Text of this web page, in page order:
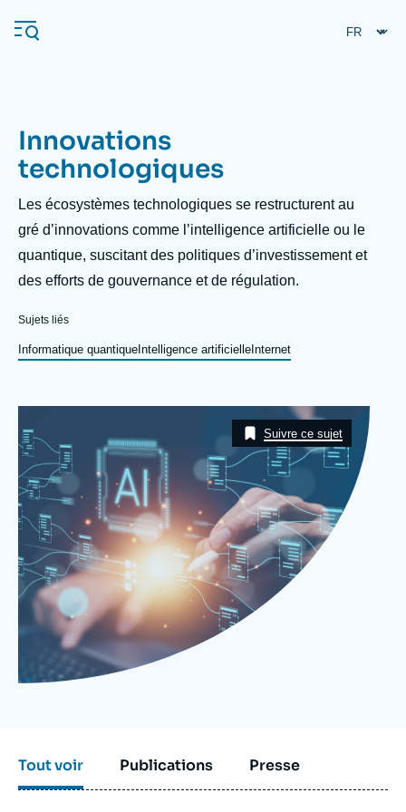
au
contenu
Navigation
principale
L'Ifri
Analyses
Événements
Se connecter
Nous soutenir
À propos de l'Ifri
L'Ifri en bref
Recherches fréquentes
Innovations
technologiques
Description
Les écosystèmes technologiques se restructurent au
gré d’innovations comme l’intelligence artificielle ou le
quantique, suscitant des politiques d’investissement et
des efforts de gouvernance et de régulation.
Sujets liés
Informatique quantique Intelligence artificielle Internet
Taxonomie
Suivre ce sujet
Tout voir Publications Presse